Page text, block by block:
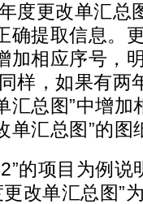
度更改单汇总
确提取信息。
加相应序号，
样，如果有两
汇总图”中增加
单汇总图”的图
的项目为例说
改单汇总图”